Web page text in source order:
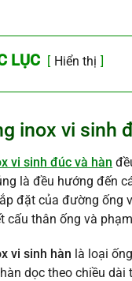
LỤC Hiển thị
inox vi sinh
vi sinh đúc và hàn
là đều hướng đến
đặt của đường ống
cấu thân ống và
vi sinh hàn là loại
dọc theo chiều